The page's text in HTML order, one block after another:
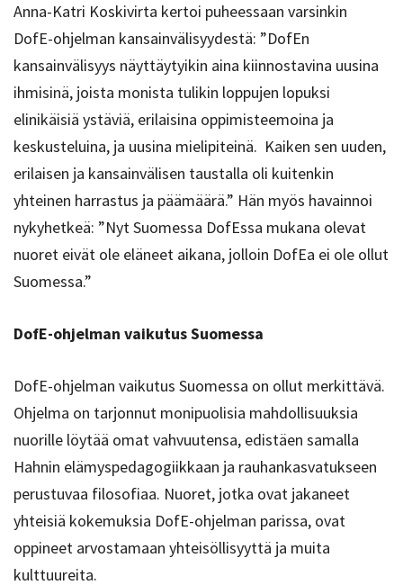
Anna-Katri Koskivirta kertoi puheessaan varsinkin
DofE-ohjelman kansainvälisyydestä: ”DofEn
kansainvälisyys näyttäytyikin aina kiinnostavina uusina
ihmisinä, joista monista tulikin loppujen lopuksi
elinikäisiä ystäviä, erilaisina oppimisteemoina ja
keskusteluina, ja uusina mielipiteinä. Kaiken sen uuden,
erilaisen ja kansainvälisen taustalla oli kuitenkin
yhteinen harrastus ja päämäärä.” Hän myös havainnoi
nykyhetkeä: ”Nyt Suomessa DofEssa mukana olevat
nuoret eivät ole eläneet aikana, jolloin DofEa ei ole ollut
Suomessa.”
DofE-ohjelman vaikutus Suomessa
DofE-ohjelman vaikutus Suomessa on ollut merkittävä.
Ohjelma on tarjonnut monipuolisia mahdollisuuksia
nuorille löytää omat vahvuutensa, edistäen samalla
Hahnin elämyspedagogiikkaan ja rauhankasvatukseen
perustuvaa filosofiaa. Nuoret, jotka ovat jakaneet
yhteisiä kokemuksia DofE-ohjelman parissa, ovat
oppineet arvostamaan yhteisöllisyyttä ja muita
kulttuureita.